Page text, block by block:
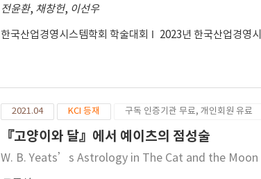
전윤환, 채창헌, 이선우
한국산업경영시스템학회 학술대회 2023년 한국산업경영
2021.04 KCI 등재 구독 인증기관 무료, 개인회원 유료
『고양이와 달』에서 예이츠의 점성술
W. B. Yeats’s Astrology in The Cat and the Moon